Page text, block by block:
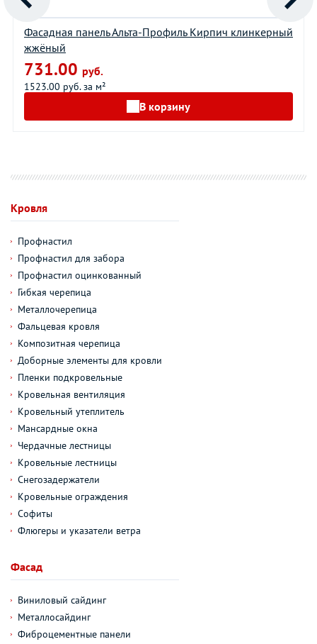
Фасадная панель Альта-Профиль Кирпич клинкерный
жжёный
731.00 руб.
1523.00 руб. за м²
В корзину
Кровля
Профнастил
Профнастил для забора
Профнастил оцинкованный
Гибкая черепица
Металлочерепица
Фальцевая кровля
Композитная черепица
Доборные элементы для кровли
Пленки подкровельные
Кровельная вентиляция
Кровельный утеплитель
Мансардные окна
Чердачные лестницы
Кровельные лестницы
Снегозадержатели
Кровельные ограждения
Софиты
Флюгеры и указатели ветра
Фасад
Виниловый сайдинг
Металлосайдинг
Фиброцементные панели